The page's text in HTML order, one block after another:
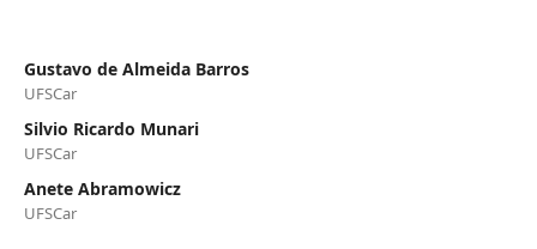
Gustavo de Almeida Barros
UFSCar
Silvio Ricardo Munari
UFSCar
Anete Abramowicz
UFSCar